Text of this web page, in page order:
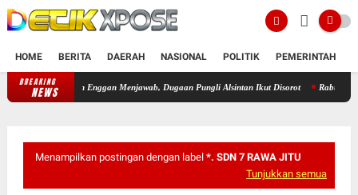
HOME BERITA DAERAH NASIONAL POLITIK PEMERINTAH
BREAKING
NEWS
Pertanian Enggan Menjawab, Dugaan Pungli Alsintan Ikut Disorot Rabu Sore! TNI
Menampilkan postingan dengan label *. SDN 7 RAWA JITU
Tunjukkan semua